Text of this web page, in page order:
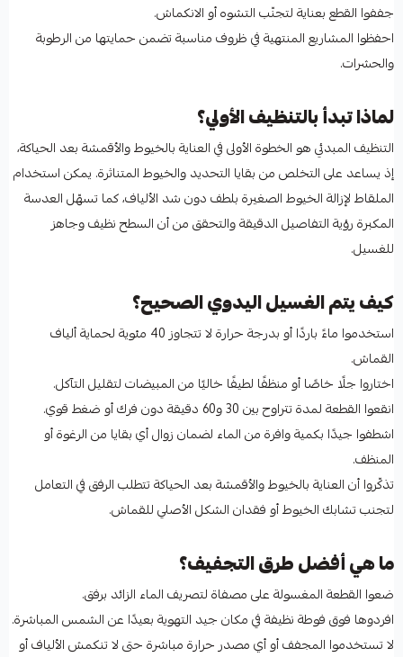
جففوا القطع بعناية لتجنّب التشوه أو الانكماش.
احفظوا المشاريع المنتهية في ظروف مناسبة تضمن حمايتها من الرطوبة
والحشرات.
لماذا تبدأ بالتنظيف الأولي؟
التنظيف المبدئي هو الخطوة الأولى في العناية بالخيوط والأقمشة بعد الحياكة،
إذ يساعد على التخلص من بقايا التحديد والخيوط المتناثرة. يمكن استخدام
الملقاط لإزالة الخيوط الصغيرة بلطف دون شد الألياف، كما تسهّل العدسة
المكبرة رؤية التفاصيل الدقيقة والتحقق من أن السطح نظيف وجاهز
للغسيل.
كيف يتم الغسيل اليدوي الصحيح؟
استخدموا ماءً باردًا أو بدرجة حرارة لا تتجاوز 40 مئوية لحماية ألياف
القماش.
اختاروا جلًا خاصًا أو منظفًا لطيفًا خاليًا من المبيضات لتقليل التآكل.
انقعوا القطعة لمدة تتراوح بين 30 و60 دقيقة دون فرك أو ضغط قوي.
اشطفوا جيدًا بكمية وافرة من الماء لضمان زوال أي بقايا من الرغوة أو
المنظف.
تذكّروا أن العناية بالخيوط والأقمشة بعد الحياكة تتطلب الرفق في التعامل
لتجنب تشابك الخيوط أو فقدان الشكل الأصلي للقماش.
ما هي أفضل طرق التجفيف؟
ضعوا القطعة المغسولة على مصفاة لتصريف الماء الزائد برفق.
افردوها فوق فوطة نظيفة في مكان جيد التهوية بعيدًا عن الشمس المباشرة.
لا تستخدموا المجفف أو أي مصدر حرارة مباشرة حتى لا تنكمش الألياف أو